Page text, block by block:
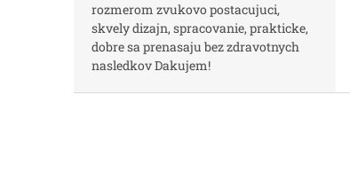
rozmerom zvukovo postacujuci,
skvely dizajn, spracovanie, prakticke,
dobre sa prenasaju bez zdravotnych
nasledkov Dakujem!